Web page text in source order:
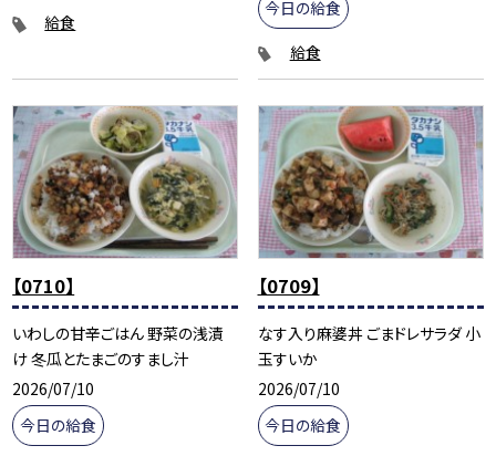
給食
今日の給食
給食
【0710】
いわしの甘辛ごはん 野菜の浅漬
け 冬瓜とたまごのすまし汁
2026/07/10
今日の給食
【0709】
なす入り麻婆丼 ごまドレサラダ 小
玉すいか
2026/07/10
今日の給食